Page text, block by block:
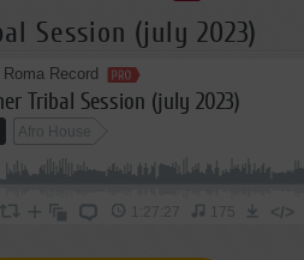
Session (july 2023)
Roma Record
Tribal Session (july 2023)
Afro House
1:27:27 175 </>